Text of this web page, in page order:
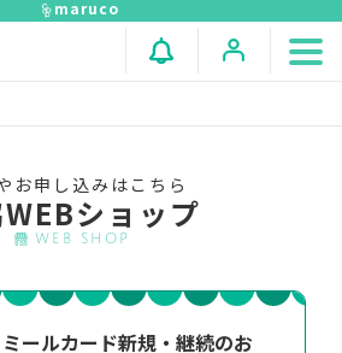
maruco
お申し込みはこちら
ショップ
WEB SHOP
ミールカード新規・継続のお